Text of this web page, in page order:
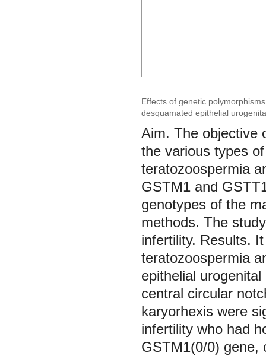
Effects of genetic
desquamated epithelial
Aim. The objective
the various types
teratozoospermia
GSTM1 and
genotypes of the
methods. The
infertility. Results.
teratozoospermia
epithelial
central circular
karyorhexis were
infertility who had
GSTM1(0/0) gene,